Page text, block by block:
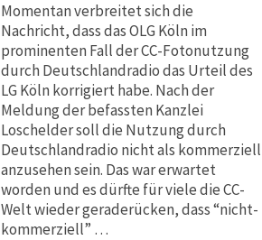
Momentan verbreitet sich die
Nachricht, dass das OLG Köln im
prominenten Fall der CC-Fotonutzung
durch Deutschlandradio das Urteil des
LG Köln korrigiert habe. Nach der
Meldung der befassten Kanzlei
Loschelder soll die Nutzung durch
Deutschlandradio nicht als kommerziell
anzusehen sein. Das war erwartet
worden und es dürfte für viele die CC-
Welt wieder geraderücken, dass “nicht-
kommerziell” …